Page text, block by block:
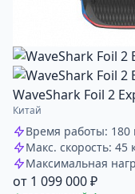
WaveShark Foil 2
Китай
Время работы: 180
Макс. скорость: 45
Максимальная
от 1 099 000 ₽